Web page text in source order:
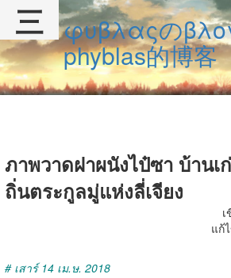
φυβλαςの
phyblas的博客
ภาพวาดฝาผนังไป๋ซา บ้านเ
ถิ่นตระกูลมู่แห่งลี่เจียง
แก้
# เสาร์ 14 เม.ษ. 2018
三